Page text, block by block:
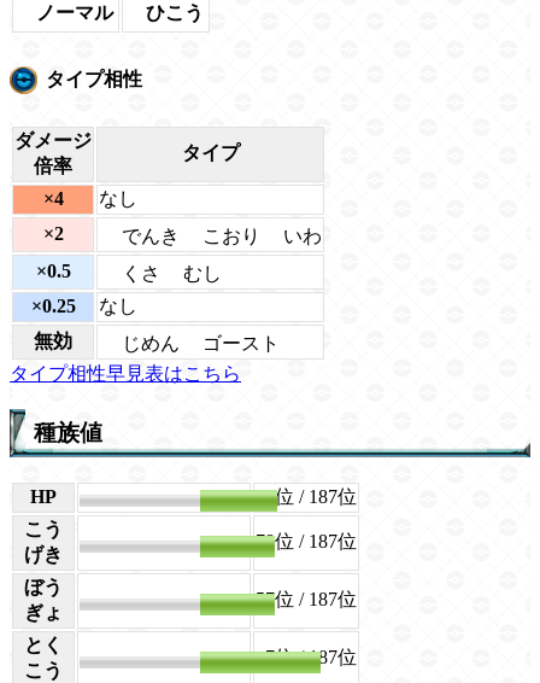
ノーマル ひこう
タイプ相性
ダメージ
倍率
タイプ
×4
なし
×2
でんき こおり
いわ
×0.5
くさ
むし
×0.25
なし
無効
じめん
ゴースト
タイプ相性早見表はこちら
種族値
HP 83 36位 / 187位
こう
げき
80 78位 / 187位
ぼう
ぎょ
80 57位 / 187位
とく
こう
135 7位/ 187位